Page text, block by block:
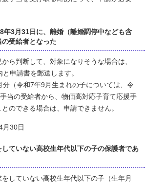
年3月31日に、離婚（離婚調停中なども含
受給者となった
ら判断して、対象になりそうな場合は、
申請書を郵送します。
（令和7年9月生まれの子については、令
当の受給者から、物価高対応子育て応援手
のできる場合は、申請できません。
30日
ていない高校生年代以下の子の保護者であ
していない高校生年代以下の子（生年月